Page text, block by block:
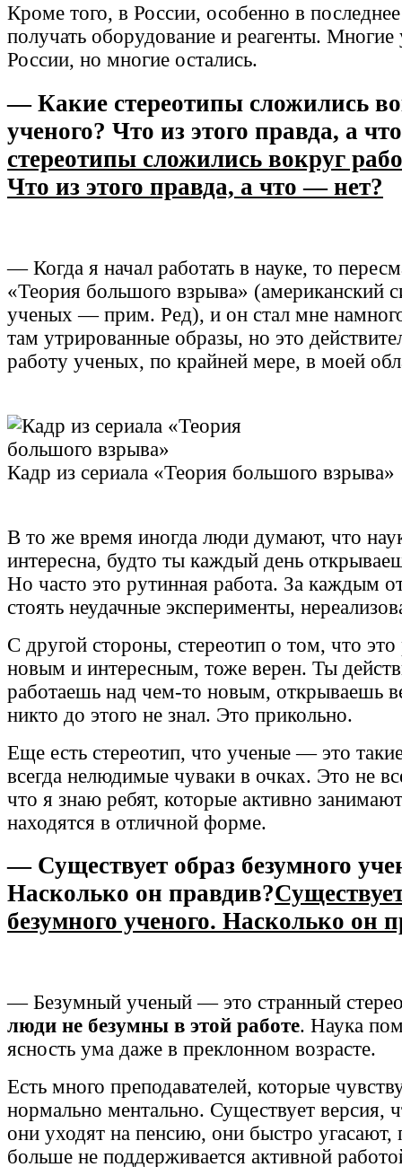
Кроме того, в России, особенно в
получать оборудование и реагенты. Многие
России, но многие остались.
— Какие стереотипы сложились
ученого? Что из этого правда, а
стереотипы сложились вокруг
Что из этого правда, а что — нет?
— Когда я начал работать в науке, то
«Теория большого взрыва» (американский
ученых — прим. Ред), и он стал мне
там утрированные образы, но это
работу ученых, по крайней мере, в моей
Кадр из сериала «Теория большого взрыва»
В то же время иногда люди думают, что
интересна, будто ты каждый день
Но часто это рутинная работа. За каждым
стоять неудачные эксперименты,
С другой стороны, стереотип о том, что
новым и интересным, тоже верен. Ты
работаешь над чем-то новым, открываешь
никто до этого не знал. Это прикольно.
Еще есть стереотип, что ученые — это
всегда нелюдимые чуваки в очках. Это не
что я знаю ребят, которые активно
находятся в отличной форме.
— Существует образ безумного
Насколько он правдив?
безумного ученого. Насколько он
— Безумный ученый — это странный
люди не безумны в этой работе. Наука
ясность ума даже в преклонном возрасте.
Есть много преподавателей, которые
нормально ментально. Существует версия,
они уходят на пенсию, они быстро угасают,
больше не поддерживается активной